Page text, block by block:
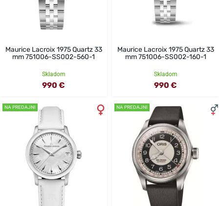
Maurice Lacroix 1975 Quartz 33
mm 751006-SS002-560-1
Skladom
990 €
Maurice Lacroix 1975 Quartz 33
mm 751006-SS002-160-1
Skladom
990 €
NA PREDAJNI NA PREDAJNI